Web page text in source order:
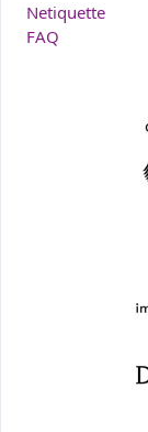
Netiquette
FAQ